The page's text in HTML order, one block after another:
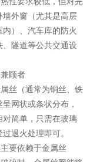
外窗（尤其是高层
）、汽车库的防火
、隧道等公共交通设
顾者
丝（通常为铜丝、铁
网状或条状分布，
简单，只需在玻璃
退火处理即可。
要依赖于金属丝